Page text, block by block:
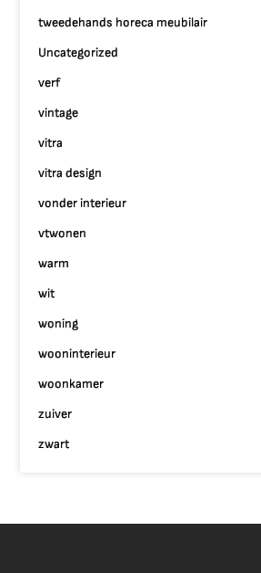
tweedehands horeca meubilair
Uncategorized
verf
vintage
vitra
vitra design
vonder interieur
vtwonen
warm
wit
woning
wooninterieur
woonkamer
zuiver
zwart